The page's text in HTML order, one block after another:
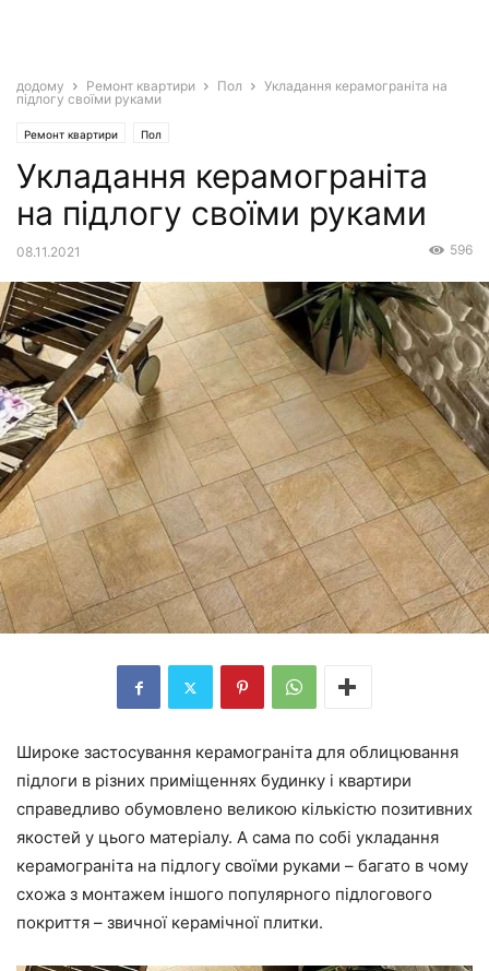
додому Ремонт квартири Пол
Укладання керамограніта на
підлогу своїми руками
Ремонт квартири Пол
Укладання керамограніта
на підлогу своїми руками
08.11.2021 596
Широке застосування керамограніта для облицювання
підлоги в різних приміщеннях будинку і квартири
справедливо обумовлено великою кількістю позитивних
якостей у цього матеріалу. А сама по собі укладання
керамограніта на підлогу своїми руками – багато в чому
схожа з монтажем іншого популярного підлогового
покриття – звичної керамічної плитки.